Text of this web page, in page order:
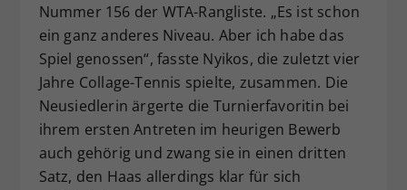
Nummer 156 der WTA-Rangliste. „Es ist schon
ein ganz anderes Niveau. Aber ich habe das
Spiel genossen“, fasste Nyikos, die zuletzt vier
Jahre Collage-Tennis spielte, zusammen. Die
Neusiedlerin ärgerte die Turnierfavoritin bei
ihrem ersten Antreten im heurigen Bewerb
auch gehörig und zwang sie in einen dritten
Satz, den Haas allerdings klar für sich